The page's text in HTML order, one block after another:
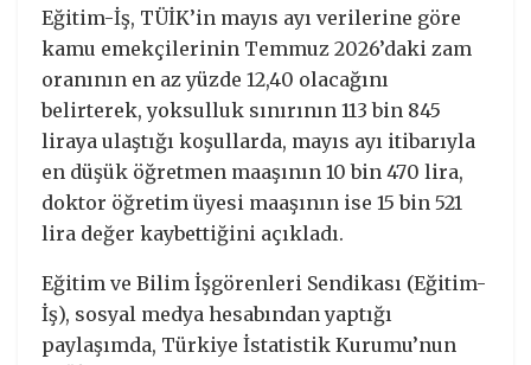
Eğitim-İş, TÜİK’in mayıs ayı verilerine göre
kamu emekçilerinin Temmuz 2026’daki zam
oranının en az yüzde 12,40 olacağını
belirterek, yoksulluk sınırının 113 bin 845
liraya ulaştığı koşullarda, mayıs ayı itibarıyla
en düşük öğretmen maaşının 10 bin 470 lira,
doktor öğretim üyesi maaşının ise 15 bin 521
lira değer kaybettiğini açıkladı.
Eğitim ve Bilim İşgörenleri Sendikası (Eğitim-
İş), sosyal medya hesabından yaptığı
paylaşımda, Türkiye İstatistik Kurumu’nun